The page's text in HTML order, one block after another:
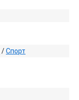
/Спорт